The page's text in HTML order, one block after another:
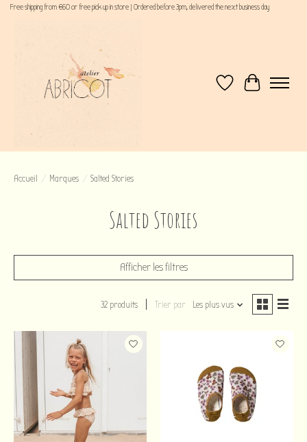
Free shipping from €60 or free pick up in store | Ordered before 3pm, delivered the next business day
Liste de souhaits
Panier
Accueil / Marques / Salted Stories
Salted Stories
Afficher les filtres
32 produits Trier par Les plus vus